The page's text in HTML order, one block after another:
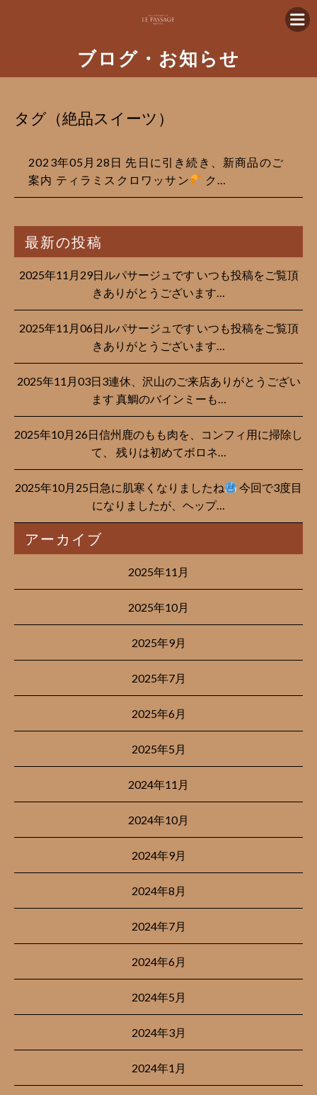
ブログ・お知らせ
タグ（絶品スイーツ）
2023年05月28日 先日に引き続き、新商品のご
案内 ティラミスクロワッサン
ク…
最新の投稿
2025年11月29日ルパサージュです︎ いつも投稿をご覧頂
きありがとうございます…
2025年11月06日ルパサージュです︎ いつも投稿をご覧頂
きありがとうございます…
2025年11月03日3連休、沢山のご来店ありがとうござい
ます 真鯛のバインミーも…
2025年10月26日信州鹿のもも肉を、コンフィ用に掃除し
て、 残りは初めてボロネ…
2025年10月25日急に肌寒くなりましたね
今回で3度目
になりましたが、ヘップ…
アーカイブ
2025年11月
2025年10月
2025年9月
2025年7月
2025年6月
2025年5月
2024年11月
2024年10月
2024年9月
2024年8月
2024年7月
2024年6月
2024年5月
2024年3月
2024年1月